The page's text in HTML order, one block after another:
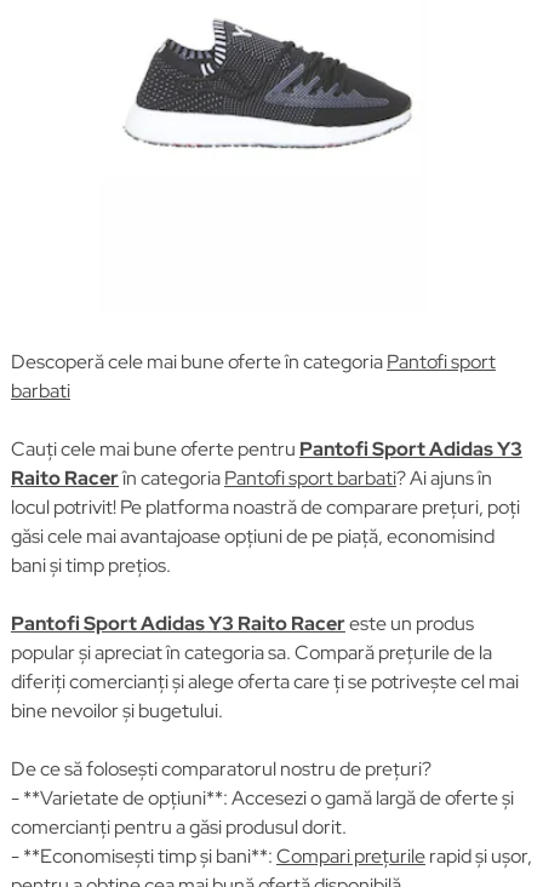
Descoperă cele mai bune oferte în categoriaPantofi sport
barbati
Cauți cele mai bune oferte pentru Pantofi Sport Adidas Y3
Raito Racerîn categoriaPantofi sport barbati? Ai ajuns în
locul potrivit! Pe platforma noastră de comparare prețuri, poți
găsi cele mai avantajoase opțiuni de pe piață, economisind
bani și timp prețios.
Pantofi Sport Adidas Y3 Raito Racereste un produs
popular și apreciat în categoria sa. Compară prețurile de la
diferiți comercianți și alege oferta care ți se potrivește cel mai
bine nevoilor și bugetului.
De ce să folosești comparatorul nostru de prețuri?
- **Varietate de opțiuni**: Accesezi o gamă largă de oferte și
comercianți pentru a găsi produsul dorit.
- **Economisești timp și bani**:Compari prețurilerapid și ușor,